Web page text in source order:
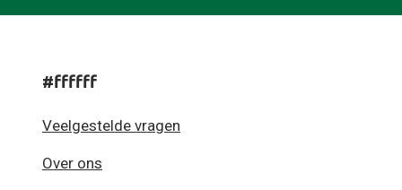
#ffffff
Veelgestelde vragen
Over ons